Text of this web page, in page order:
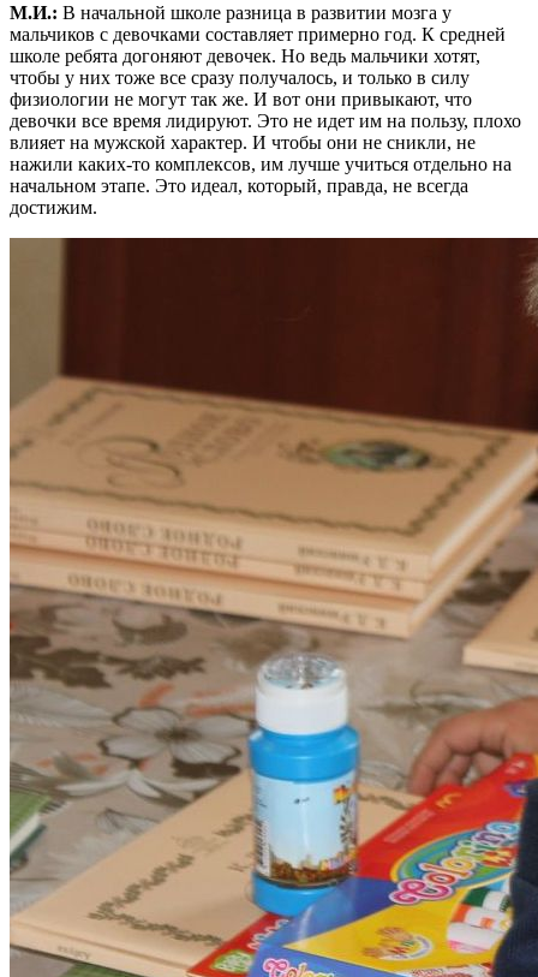
М.И.: В начальной школе разница в развитии мозга у
мальчиков с девочками составляет примерно год. К средней
школе ребята догоняют девочек. Но ведь мальчики хотят,
чтобы у них тоже все сразу получалось, и только в силу
физиологии не могут так же. И вот они привыкают, что
девочки все время лидируют. Это не идет им на пользу, плохо
влияет на мужской характер. И чтобы они не сникли, не
нажили каких-то комплексов, им лучше учиться отдельно на
начальном этапе. Это идеал, который, правда, не всегда
достижим.